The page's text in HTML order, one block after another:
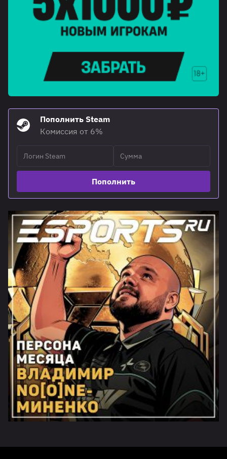
Пополнить Steam
Комиссия от 6%
Пополнить